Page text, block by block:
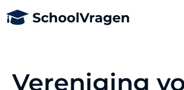
Vereniging